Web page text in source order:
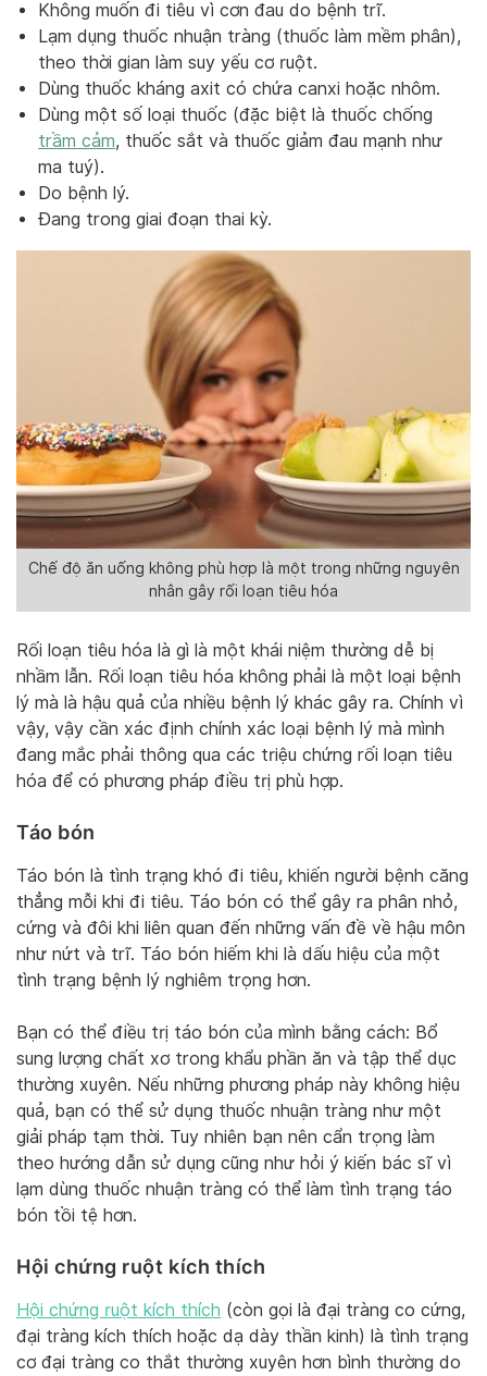
Không muốn đi tiêu vì cơn đau do bệnh trĩ.
Lạm dụng thuốc nhuận tràng (thuốc làm mềm phân),
theo thời gian làm suy yếu cơ ruột.
Dùng thuốc kháng axit có chứa canxi hoặc nhôm.
Dùng một số loại thuốc (đặc biệt là thuốc chống
trầm cảm, thuốc sắt và thuốc giảm đau mạnh như
ma tuý).
Do bệnh lý.
Đang trong giai đoạn thai kỳ.
Chế độ ăn uống không phù hợp là một trong những nguyên
nhân gây rối loạn tiêu hóa
Rối loạn tiêu hóa là gì là một khái niệm thường dễ bị
nhầm lẫn. Rối loạn tiêu hóa không phải là một loại bệnh
lý mà là hậu quả của nhiều bệnh lý khác gây ra. Chính vì
vậy, vậy cần xác định chính xác loại bệnh lý mà mình
đang mắc phải thông qua các triệu chứng rối loạn tiêu
hóa để có phương pháp điều trị phù hợp.
Táo bón
Táo bón là tình trạng khó đi tiêu, khiến người bệnh căng
thẳng mỗi khi đi tiêu. Táo bón có thể gây ra phân nhỏ,
cứng và đôi khi liên quan đến những vấn đề về hậu môn
như nứt và trĩ. Táo bón hiếm khi là dấu hiệu của một
tình trạng bệnh lý nghiêm trọng hơn.
Bạn có thể điều trị táo bón của mình bằng cách: Bổ
sung lượng chất xơ trong khẩu phần ăn và tập thể dục
thường xuyên. Nếu những phương pháp này không hiệu
quả, bạn có thể sử dụng thuốc nhuận tràng như một
giải pháp tạm thời. Tuy nhiên bạn nên cẩn trọng làm
theo hướng dẫn sử dụng cũng như hỏi ý kiến bác sĩ vì
lạm dùng thuốc nhuận tràng có thể làm tình trạng táo
bón tồi tệ hơn.
Hội chứng ruột kích thích
Hội chứng ruột kích thích (còn gọi là đại tràng co cứng,
đại tràng kích thích hoặc dạ dày thần kinh) là tình trạng
cơ đại tràng co thắt thường xuyên hơn bình thường do